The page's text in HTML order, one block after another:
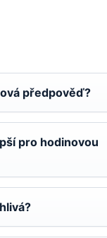
předpověď?
pro hodinovou